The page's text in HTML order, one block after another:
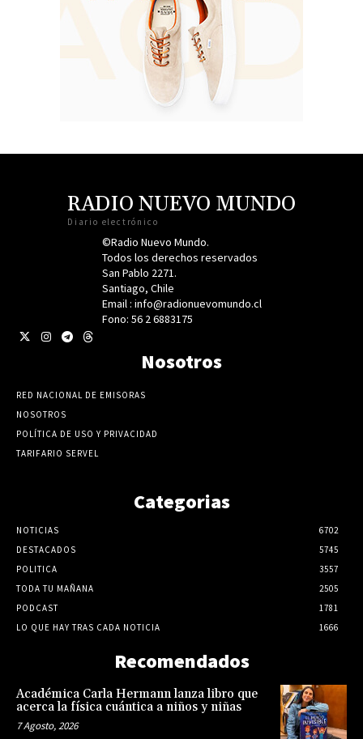
RADIO NUEVO MUNDO
Diario electrónico
©Radio Nuevo Mundo.
Todos los derechos reservados
San Pablo 2271.
Santiago, Chile
Email : info@radionuevomundo.cl
Fono: 56 2 6883175
Nosotros
RED NACIONAL DE EMISORAS
NOSOTROS
POLÍTICA DE USO Y PRIVACIDAD
TARIFARIO SERVEL
Categorias
NOTICIAS
6702
DESTACADOS
5745
POLITICA
3557
TODA TU MAÑANA
2505
PODCAST
1781
LO QUE HAY TRAS CADA NOTICIA
1666
Recomendados
Académica Carla Hermann lanza libro que
acerca la física cuántica a niños y niñas
7 Agosto, 2026